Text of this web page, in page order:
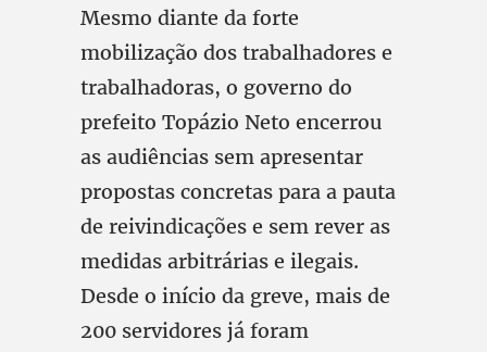
Mesmo diante da forte
mobilização dos trabalhadores e
trabalhadoras, o governo do
prefeito Topázio Neto encerrou
as audiências sem apresentar
propostas concretas para a pauta
de reivindicações e sem rever as
medidas arbitrárias e ilegais.
Desde o início da greve, mais de
200 servidores já foram